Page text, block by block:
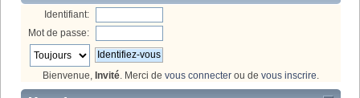
Identifiant:
Mot de passe:
Bienvenue, Invité. Merci de vous connecter ou de vous inscrire.